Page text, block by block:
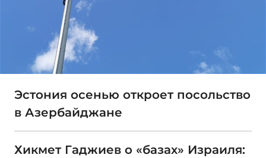
Эстония осенью откроет посольство
в Азербайджане
Хикмет Гаджиев о «базах» Израиля: